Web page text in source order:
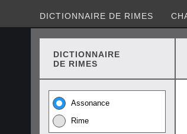
DICTIONNAIRE DE RIMES
DICTIONNAIRE
DE RIMES
Assonance
Rime